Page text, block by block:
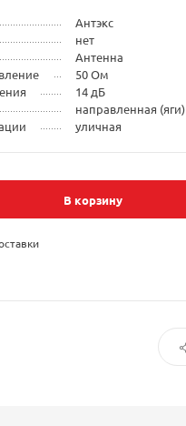
Антэкс
нет
Антенна
50 Ом
14 дБ
направленная (яги)
уличная
В корзину